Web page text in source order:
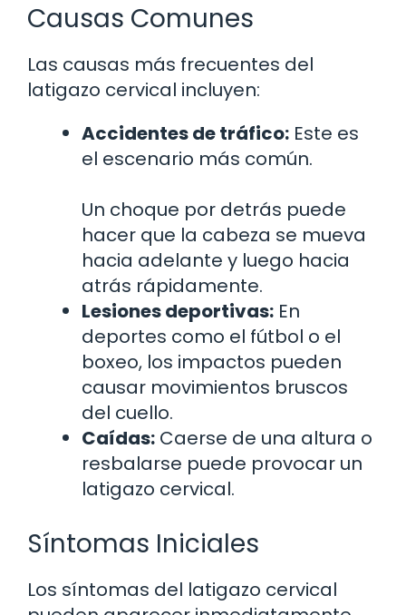
Causas Comunes
Las causas más frecuentes del
latigazo cervical incluyen:
Accidentes de tráfico: Este es
el escenario más común.
Un choque por detrás puede
hacer que la cabeza se mueva
hacia adelante y luego hacia
atrás rápidamente.
Lesiones deportivas: En
deportes como el fútbol o el
boxeo, los impactos pueden
causar movimientos bruscos
del cuello.
Caídas: Caerse de una altura o
resbalarse puede provocar un
latigazo cervical.
Síntomas Iniciales
Los síntomas del latigazo cervical